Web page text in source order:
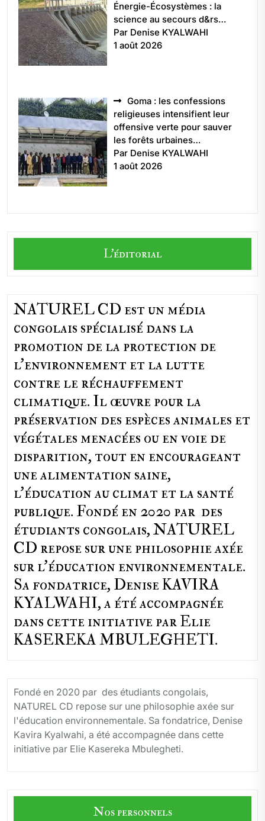
Énergie-Écosystèmes : la
science au secours d&rs…
Par Denise KYALWAHI
1 août 2026
Goma : les confessions
religieuses intensifient leur
offensive verte pour sauver
les forêts urbaines…
Par Denise KYALWAHI
1 août 2026
L'éditorial
NATUREL CD est un média
congolais spécialisé dans la
promotion de la protection de
l’environnement et la lutte
contre le réchauffement
climatique. Il œuvre pour la
préservation des espèces animales et
végétales menacées ou en voie de
disparition, tout en encourageant
une alimentation saine,
l'éducation au climat et la santé
publique. Fondé en 2020 par des
étudiants congolais, NATUREL
CD repose sur une philosophie axée
sur l'éducation environnementale.
Sa fondatrice, Denise KAVIRA
KYALWAHI, a été accompagnée
dans cette initiative par Elie
KASEREKA MBULEGHETI.
Fondé en 2020 par des étudiants congolais,
NATUREL CD repose sur une philosophie axée sur
l'éducation environnementale. Sa fondatrice, Denise
Kavira Kyalwahi, a été accompagnée dans cette
initiative par Elie Kasereka Mbulegheti.
Nos personnels